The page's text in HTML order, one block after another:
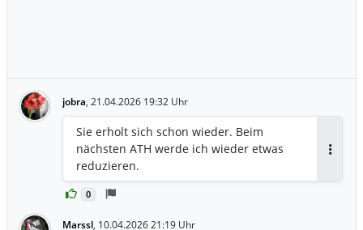
jobra, 21.04.2026 19:32 Uhr
0
Sie erholt sich schon wieder. Beim
nächsten ATH werde ich wieder etwas
reduzieren.
Marssl, 10.04.2026 21:19 Uhr